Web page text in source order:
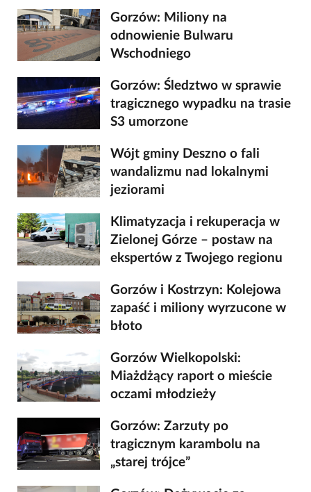
Gorzów: Miliony na
odnowienie Bulwaru
Wschodniego
Gorzów: Śledztwo w sprawie
tragicznego wypadku na trasie
S3 umorzone
Wójt gminy Deszno o fali
wandalizmu nad lokalnymi
jeziorami
Klimatyzacja i rekuperacja w
Zielonej Górze – postaw na
ekspertów z Twojego regionu
Gorzów i Kostrzyn: Kolejowa
zapaść i miliony wyrzucone w
błoto
Gorzów Wielkopolski:
Miażdżący raport o mieście
oczami młodzieży
Gorzów: Zarzuty po
tragicznym karambolu na
„starej trójce”